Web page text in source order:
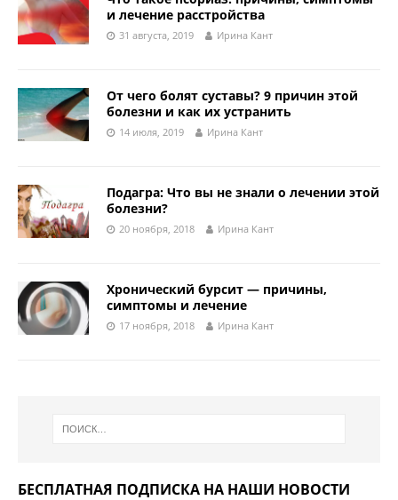
и лечение расстройства
31 августа, 2019 Ирина Кант
От чего болят суставы? 9 причин этой
болезни и как их устранить
14 июля, 2019 Ирина Кант
Подагра: Что вы не знали о лечении этой
болезни?
20 ноября, 2018 Ирина Кант
Хронический бурсит — причины,
симптомы и лечение
17 ноября, 2018 Ирина Кант
БЕСПЛАТНАЯ ПОДПИСКА НА НАШИ НОВОСТИ